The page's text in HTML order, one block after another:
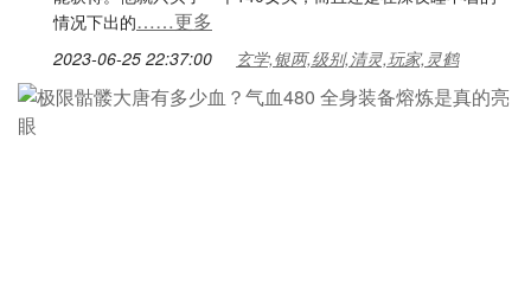
情况下出的……更多
2023-06-25 22:37:00 玄学,银两,级别,清灵,玩家,灵鹤